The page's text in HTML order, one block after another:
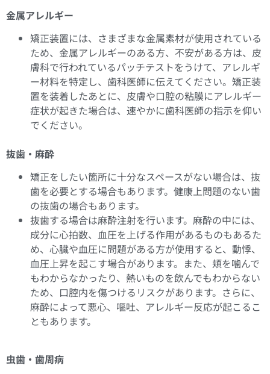
金属アレルギー
矯正装置には、さまざまな金属素材が使用されている
ため、金属アレルギーのある方、不安がある方は、皮
膚科で行われているパッチテストをうけて、アレルギ
ー材料を特定し、歯科医師に伝えてください。矯正装
置を装着したあとに、皮膚や口腔の粘膜にアレルギー
症状が起きた場合は、速やかに歯科医師の指示を仰い
でください。
抜歯・麻酔
矯正をしたい箇所に十分なスペースがない場合は、抜
歯を必要とする場合もあります。健康上問題のない歯
の抜歯の場合もあります。
抜歯する場合は麻酔注射を行います。麻酔の中には、
成分に心拍数、血圧を上げる作用があるものもあるた
め、心臓や血圧に問題がある方が使用すると、動悸、
血圧上昇を起こす場合があります。また、頬を噛んで
もわからなかったり、熱いものを飲んでもわからない
ため、口腔内を傷つけるリスクがあります。さらに、
麻酔によって悪心、嘔吐、アレルギー反応が起こるこ
ともあります。
虫歯・歯周病